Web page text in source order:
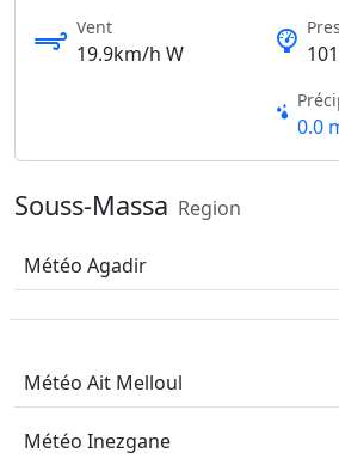
Vent
19.9km/h W
0.0
Souss-Massa Region
Météo Agadir
Météo Ait Melloul
Météo Inezgane